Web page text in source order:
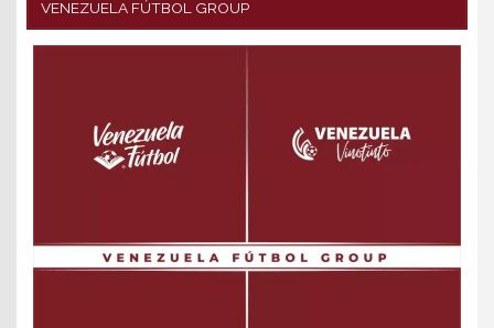
VENEZUELA FÚTBOL GROUP